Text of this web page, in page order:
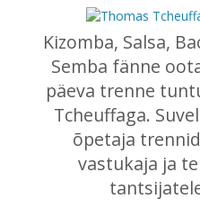
Kizomba, Salsa,
Semba fänne
päeva trenne
Tcheuffaga.
õpetaja
vastukaja ja